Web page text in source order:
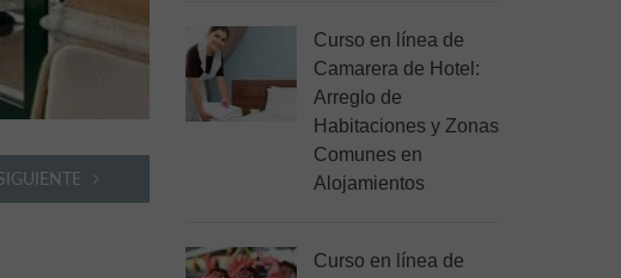
Curso en línea de
Camarera de Hotel:
Arreglo de
Habitaciones y Zonas
Comunes en
Alojamientos
Curso en línea de